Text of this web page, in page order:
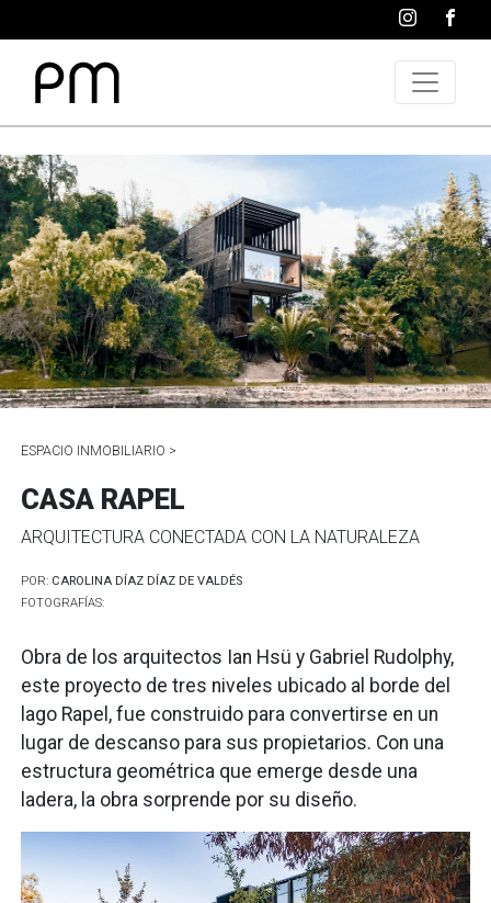
ESPACIO INMOBILIARIO >
CASA RAPEL
ARQUITECTURA CONECTADA CON LA NATURALEZA
POR: CAROLINA DÍAZ DÍAZ DE VALDÉS
FOTOGRAFÍAS:
Obra de los arquitectos Ian Hsü y Gabriel Rudolphy,
este proyecto de tres niveles ubicado al borde del
lago Rapel, fue construido para convertirse en un
lugar de descanso para sus propietarios. Con una
estructura geométrica que emerge desde una
ladera, la obra sorprende por su diseño.